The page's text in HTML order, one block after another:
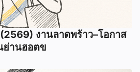
งานลาดพร้าว–โอกาส
ย่านฮอตข